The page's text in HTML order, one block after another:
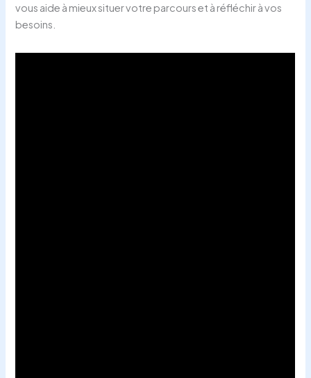
vous aide à mieux situer votre parcours et à réfléchir à vos
besoins.